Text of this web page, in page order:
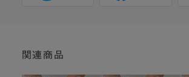
関連商品